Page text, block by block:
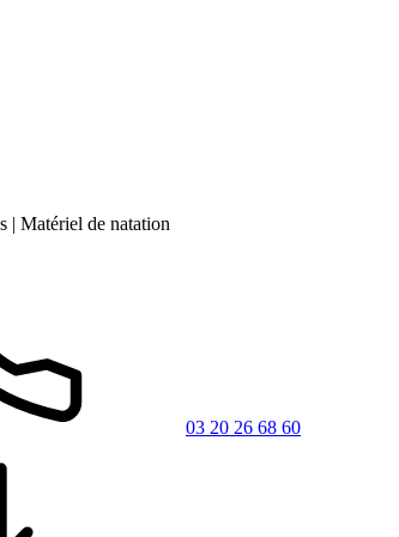
| Matériel de natation
03 20 26 68 60